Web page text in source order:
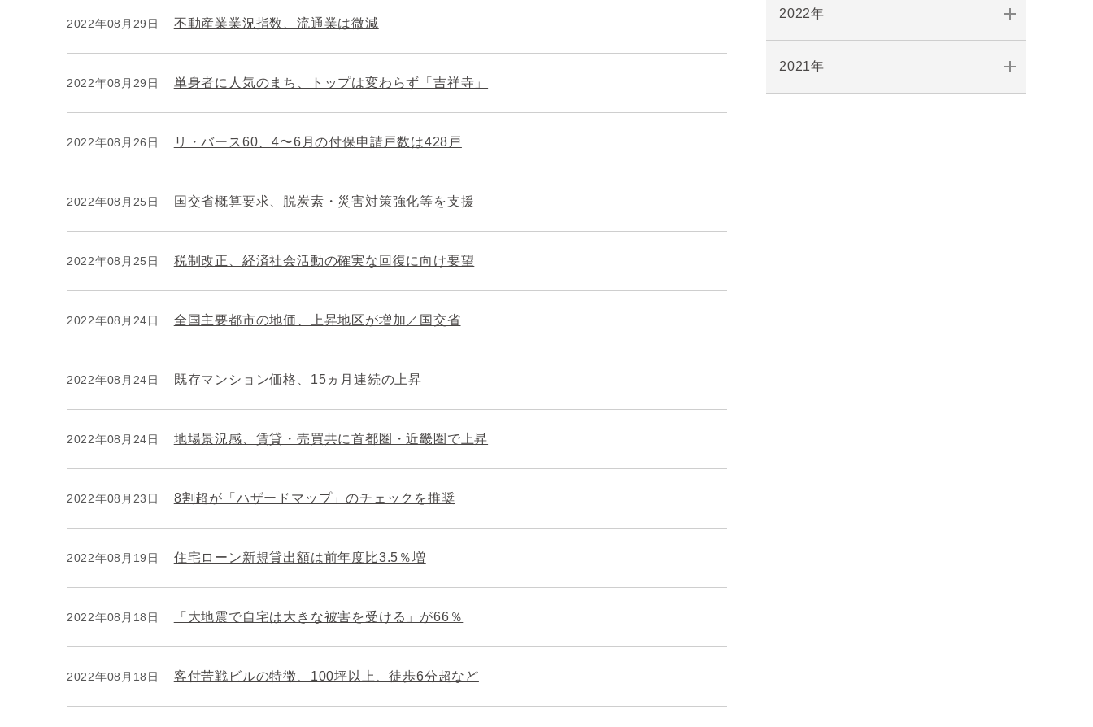
2022年08月29日 不動産業業況指数、流通業は微減
2022年08月29日 単身者に人気のまち、トップは変わらず「吉祥寺」
2022年08月26日 リ・バース60、4〜6月の付保申請戸数は428戸
2022年08月25日 国交省概算要求、脱炭素・災害対策強化等を支援
2022年08月25日 税制改正、経済社会活動の確実な回復に向け要望
2022年08月24日 全国主要都市の地価、上昇地区が増加／国交省
2022年08月24日 既存マンション価格、15ヵ月連続の上昇
2022年08月24日 地場景況感、賃貸・売買共に首都圏・近畿圏で上昇
2022年08月23日 8割超が「ハザードマップ」のチェックを推奨
2022年08月19日 住宅ローン新規貸出額は前年度比3.5％増
2022年08月18日 「大地震で自宅は大きな被害を受ける」が66％
2022年08月18日 客付苦戦ビルの特徴、100坪以上、徒歩6分超など
2022年
2021年